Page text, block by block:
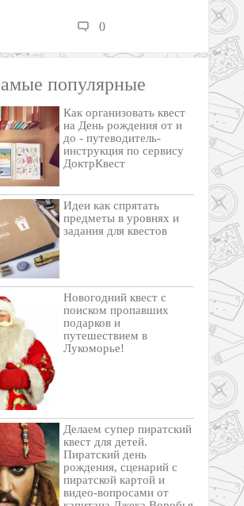
0
популярные
Как организовать квест
на День рождения от и
до - путеводитель-
инструкция по сервису
ДоктрКвест
Идеи как спрятать
предметы в уровнях и
задания для квестов
Новогодний квест с
поиском пропавших
подарков и
путешествием в
Лукоморье!
Делаем супер пиратский
квест для детей.
Пиратский день
рождения, сценарий с
пиратской картой и
видео-вопросами от